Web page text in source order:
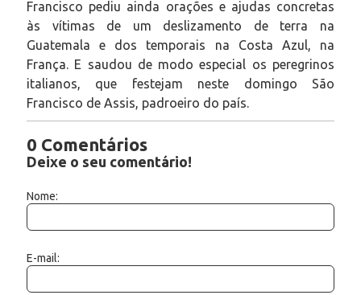
Francisco pediu ainda orações e ajudas concretas
às vítimas de um deslizamento de terra na
Guatemala e dos temporais na Costa Azul, na
França. E saudou de modo especial os peregrinos
italianos, que festejam neste domingo São
Francisco de Assis, padroeiro do país.
0 Comentários
Deixe o seu comentário!
Nome:
E-mail: